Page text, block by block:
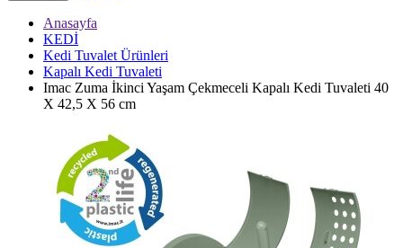
Anasayfa
KEDİ
Kedi Tuvalet Ürünleri
Kapalı Kedi Tuvaleti
Imac Zuma İkinci Yaşam Çekmeceli Kapalı Kedi Tuvaleti 40
X 42,5 X 56 cm